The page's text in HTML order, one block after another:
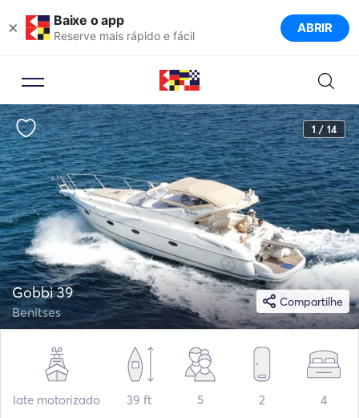
× Baixe o app
Reserve mais rápido e fácil ABRIR
1 / 14
Compartilhe
Gobbi 39
Benitses
Iate motorizado 39 ft 5 2 4